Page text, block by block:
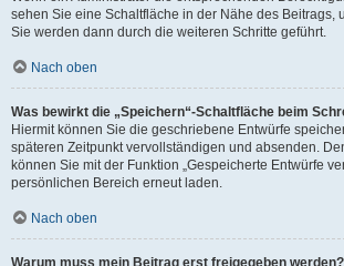
sehen Sie eine Schaltfläche in der Nähe des Beitrags,
Sie werden dann durch die weiteren Schritte geführt.
Nach oben
Was bewirkt die „Speichern“-Schaltfläche beim
Hiermit können Sie die geschriebene Entwürfe
späteren Zeitpunkt vervollständigen und absenden.
können Sie mit der Funktion „Gespeicherte Entwürfe
persönlichen Bereich erneut laden.
Nach oben
Warum muss mein Beitrag erst freigegeben werden?